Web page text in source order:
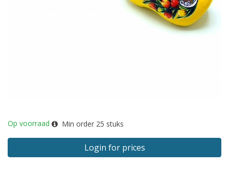
Op voorraad Min order 25 stuks
Login for prices